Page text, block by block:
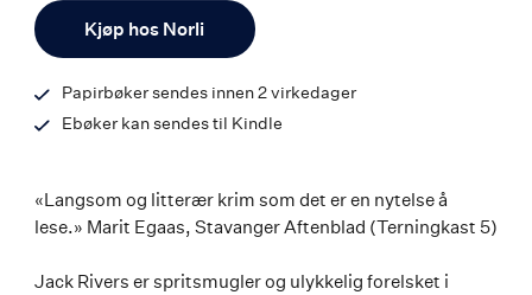
Kjøp hos Norli
9788203366635
Papirbøker sendes innen 2 virkedager
Ebøker kan sendes til Kindle
«Langsom og litterær krim som det er en nytelse å
lese.» Marit Egaas, Stavanger Aftenblad (Terningkast 5)
Jack Rivers er spritsmugler og ulykkelig forelsket i